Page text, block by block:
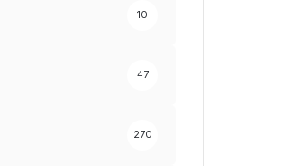
10
47
270